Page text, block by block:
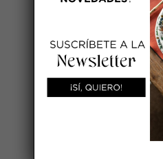
lino verde con curvy
individuales tienen
y miden 35*45 cm ,
miden 45*45 cm.
Puedes bordarlo,
opción de «Servicio